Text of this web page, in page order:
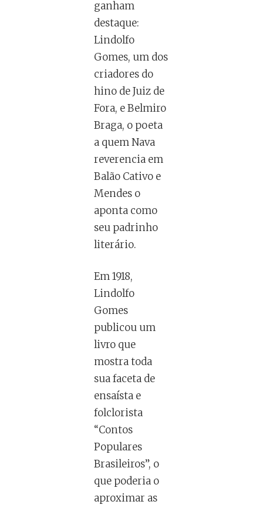
ganham
destaque:
Lindolfo
Gomes, um dos
criadores do
hino de Juiz de
Fora, e Belmiro
Braga, o poeta
a quem Nava
reverencia em
Balão Cativo e
Mendes o
aponta como
seu padrinho
literário.
Em 1918,
Lindolfo
Gomes
publicou um
livro que
mostra toda
sua faceta de
ensaísta e
folclorista
“Contos
Populares
Brasileiros”, o
que poderia o
aproximar as